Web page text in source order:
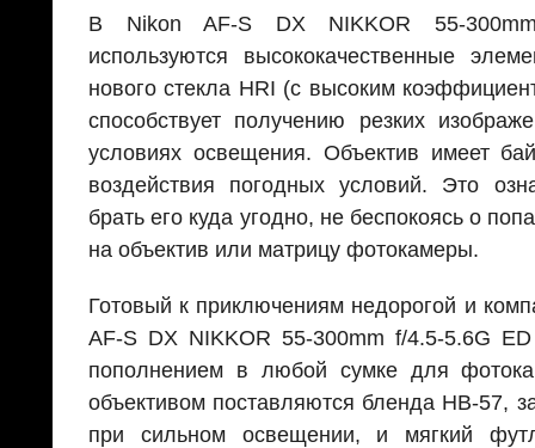
В Nikon AF-S DX NIKKOR 55-
используются высококачественные
нового стекла HRI (с высоким
способствует получению резких
условиях освещения. Объектив имеет
воздействия погодных условий. Это
брать его куда угодно, не беспокоясь о
на объектив или матрицу фотокамеры.
Готовый к приключениям недорогой и
AF-S DX NIKKOR 55-300mm f/4.5-5.6G
пополнением в любой сумке для
объективом поставляются бленда HB-57,
при сильном освещении, и мягкий